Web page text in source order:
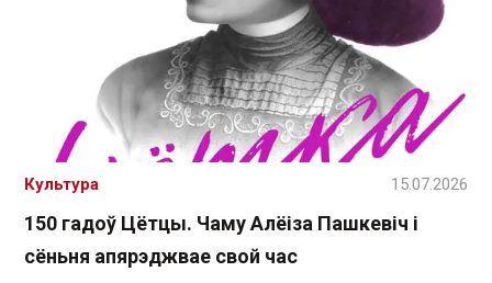
150 гадоў Цётцы. Чаму Алёіза Пашкевіч і
сёньня апярэджвае свой час
Культура 15.07.2026